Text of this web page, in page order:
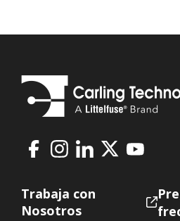
Facebook
Instagram
LinkedIn
X
Footer
Trabaja con
Nosotros